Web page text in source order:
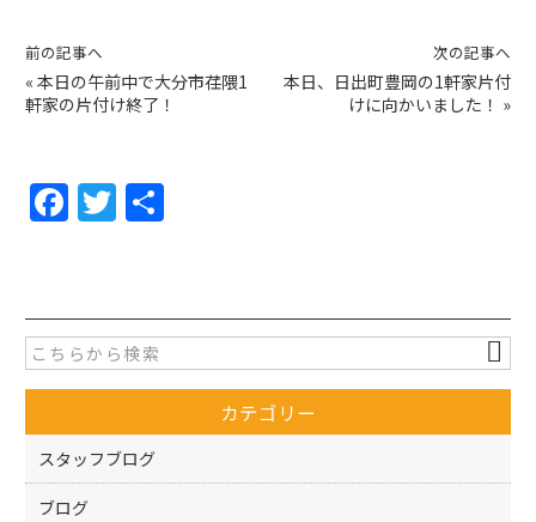
前の記事へ
« 本日の午前中で大分市荏隈1
軒家の片付け終了！
次の記事へ
本日、日出町豊岡の1軒家片付
けに向かいました！ »
F
a
e
b
o
o
k
T
w
er
カテゴリー
スタッフブログ
ブログ